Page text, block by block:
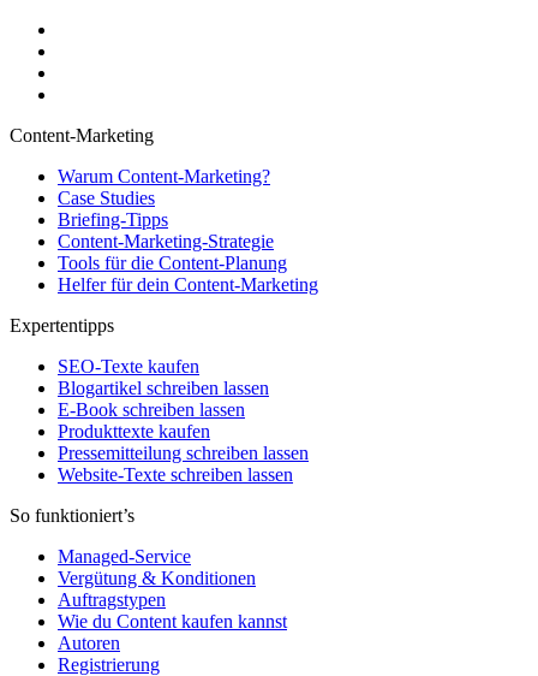
Content-Marketing
Warum Content-Marketing?
Case Studies
Briefing-Tipps
Content-Marketing-Strategie
Tools für die Content-Planung
Helfer für dein Content-Marketing
Expertentipps
SEO-Texte kaufen
Blogartikel schreiben lassen
E-Book schreiben lassen
Produkttexte kaufen
Pressemitteilung schreiben lassen
Website-Texte schreiben lassen
So funktioniert’s
Managed-Service
Vergütung & Konditionen
Auftragstypen
Wie du Content kaufen kannst
Autoren
Registrierung